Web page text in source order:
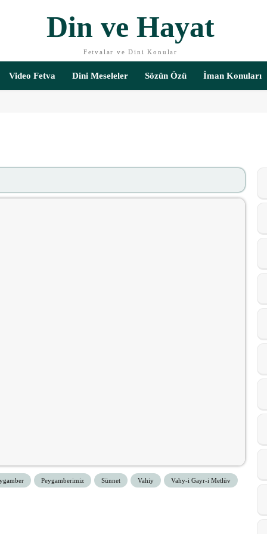
Din ve Hayat
Fetvalar ve Dini Konular
Video Fetva Dini Meseleler Sözün Özü İman Konuları
Peygamberimiz Sünnet Vahiy Vahy-i Gayr-i Metlüv